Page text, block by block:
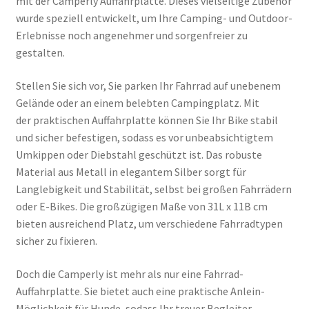
wurde speziell entwickelt, um Ihre Camping- und Outdoor-
Erlebnisse noch angenehmer und sorgenfreier zu
gestalten.
Stellen Sie sich vor, Sie parken Ihr Fahrrad auf unebenem
Gelände oder an einem belebten Campingplatz. Mit
der praktischen Auffahrplatte können Sie Ihr Bike stabil
und sicher befestigen, sodass es vor unbeabsichtigtem
Umkippen oder Diebstahl geschützt ist. Das robuste
Material aus Metall in elegantem Silber sorgt für
Langlebigkeit und Stabilität, selbst bei großen Fahrrädern
oder E-Bikes. Die großzügigen Maße von 31L x 11B cm
bieten ausreichend Platz, um verschiedene Fahrradtypen
sicher zu fixieren.
Doch die Camperlyist mehr als nur eine Fahrrad-
Auffahrplatte. Sie bietet auch eine praktische Anlein-